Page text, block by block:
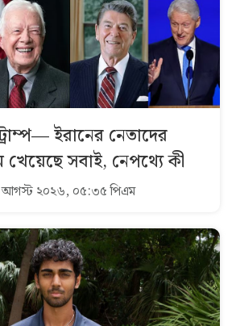
ইরানের নেতাদের
সবাই, নেপথ্যে কী
২০২৬, ০৫:৩৫ পিএম